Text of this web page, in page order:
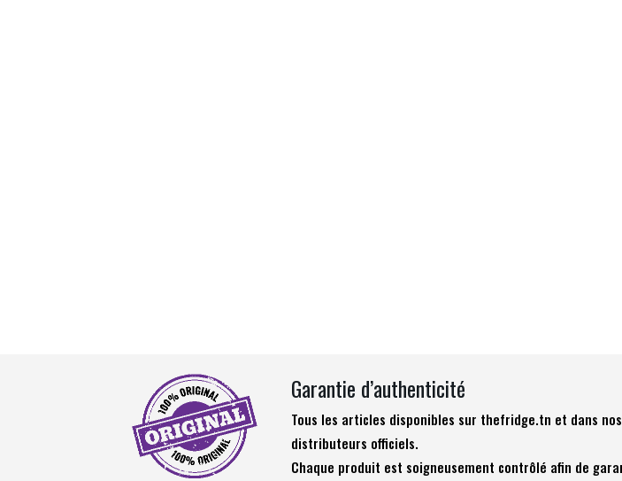
Garantie d’authenticité
Tous les articles disponibles sur thefridge.tn et dans
distributeurs officiels.
Chaque produit est soigneusement contrôlé afin de